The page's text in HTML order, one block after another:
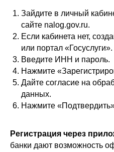
Зайдите в личный
сайте nalog.gov.ru.
Если кабинета нет,
или портал «Госуслуги».
Введите ИНН и пароль.
Нажмите
Дайте согласие на
данных.
Нажмите
Регистрация через
банки дают возможность